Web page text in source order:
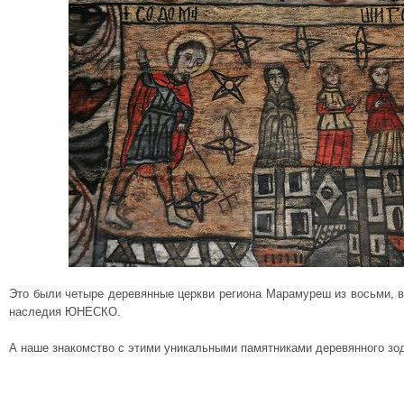
Это были четыре деревянные церкви региона Марамуреш из восьми,
наследия ЮНЕСКО.
А наше знакомство с этими уникальными памятниками деревянного